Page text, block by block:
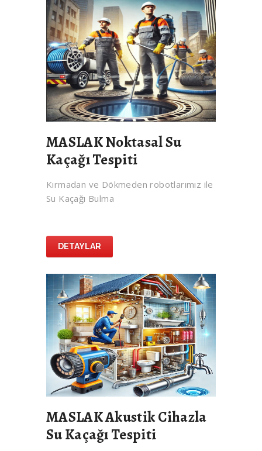
MASLAK Noktasal Su
Kaçağı Tespiti
Kırmadan ve Dökmeden robotlarımız ile
Su Kaçağı Bulma
DETAYLAR
MASLAK Akustik Cihazla
Su Kaçağı Tespiti